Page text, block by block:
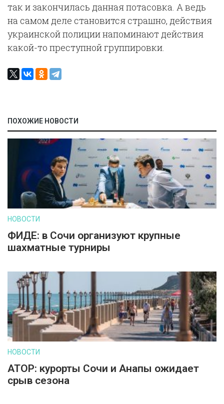
так и закончилась данная потасовка. А ведь
на самом деле становится страшно, действия
украинской полиции напоминают действия
какой-то преступной группировки.
ПОХОЖИЕ НОВОСТИ
НОВОСТИ
ФИДЕ: в Сочи организуют крупные
шахматные турниры
НОВОСТИ
АТОР: курорты Сочи и Анапы ожидает
срыв сезона